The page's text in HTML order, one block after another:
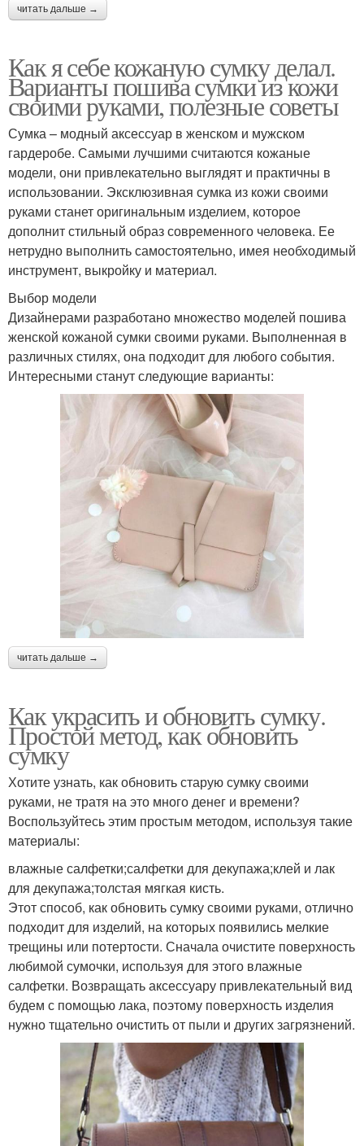
читать дальше →
Как я себе кожаную сумку делал.
Варианты пошива сумки из кожи
своими руками, полезные советы
Сумка – модный аксессуар в женском и мужском
гардеробе. Самыми лучшими считаются кожаные
модели, они привлекательно выглядят и практичны в
использовании. Эксклюзивная сумка из кожи своими
руками станет оригинальным изделием, которое
дополнит стильный образ современного человека. Ее
нетрудно выполнить самостоятельно, имея необходимый
инструмент, выкройку и материал.
Выбор модели
Дизайнерами разработано множество моделей пошива
женской кожаной сумки своими руками. Выполненная в
различных стилях, она подходит для любого события.
Интересными станут следующие варианты:
читать дальше →
Как украсить и обновить сумку.
Простой метод, как обновить
сумку
Хотите узнать, как обновить старую сумку своими
руками, не тратя на это много денег и времени?
Воспользуйтесь этим простым методом, используя такие
материалы:
влажные салфетки;салфетки для декупажа;клей и лак
для декупажа;толстая мягкая кисть.
Этот способ, как обновить сумку своими руками, отлично
подходит для изделий, на которых появились мелкие
трещины или потертости. Сначала очистите поверхность
любимой сумочки, используя для этого влажные
салфетки. Возвращать аксессуару привлекательный вид
будем с помощью лака, поэтому поверхность изделия
нужно тщательно очистить от пыли и других загрязнений.